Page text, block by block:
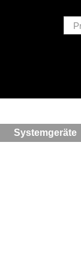
Systemgeräte